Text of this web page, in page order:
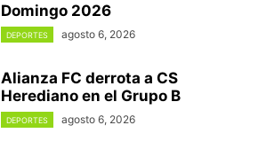
Domingo 2026
DEPORTES agosto 6, 2026
Alianza FC derrota a CS
Herediano en el Grupo B
DEPORTES agosto 6, 2026